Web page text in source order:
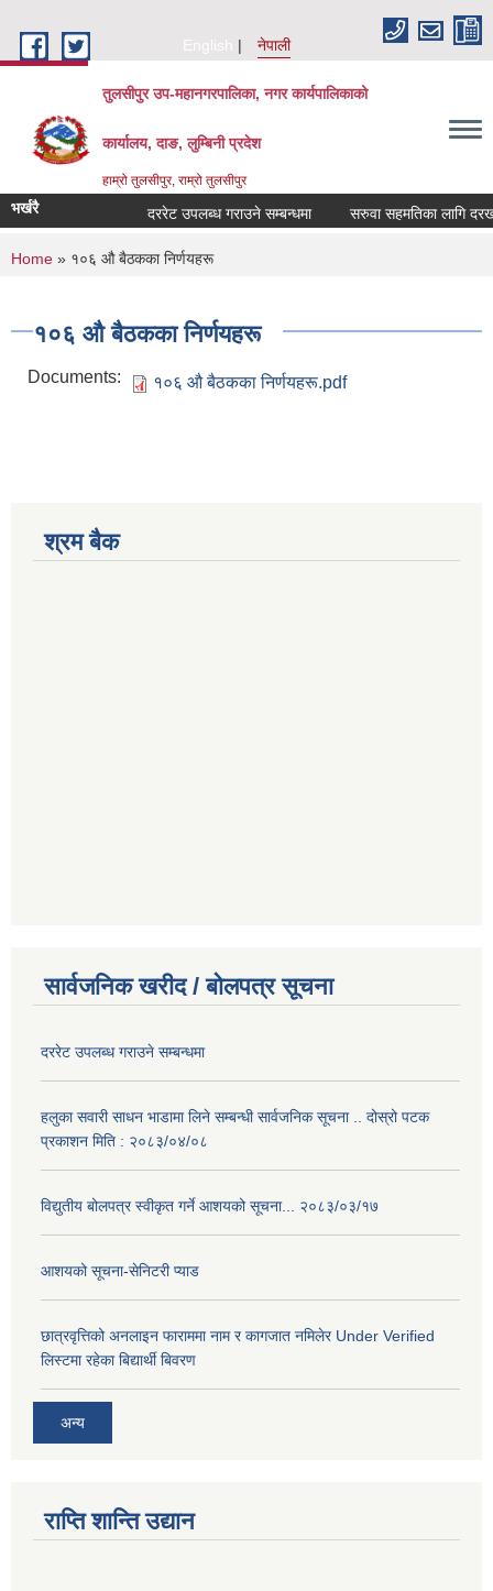
English
नेपाली
तुलसीपुर उप-महानगरपालिका, नगर कार्यपालिकाको
कार्यालय, दाङ, लुम्बिनी प्रदेश
हाम्रो तुलसीपुर, राम्रो तुलसीपुर
भर्खरै दररेट उपलब्ध गराउने सम्बन्धमा सरुवा सहमतिका लागि
You are here
Home » १०६ औ बैठकका निर्णयहरू
१०६ औ बैठकका निर्णयहरू
Documents: १०६ औ बैठकका निर्णयहरू.pdf
श्रम बैक
सार्वजनिक खरीद / बोलपत्र सूचना
दररेट उपलब्ध गराउने सम्बन्धमा
हलुका सवारी साधन भाडामा लिने सम्बन्धी सार्वजनिक सूचना .. दोस्रो पटक
प्रकाशन मिति : २०८३/०४/०८
विद्युतीय बोलपत्र स्वीकृत गर्ने आशयको सूचना... २०८३/०३/१७
आशयको सूचना-सेनिटरी प्याड
छात्रवृत्तिको अनलाइन फाराममा नाम र कागजात नमिलेर Under Verified
लिस्टमा रहेका बिद्यार्थी बिवरण
अन्य
राप्ति शान्ति उद्यान